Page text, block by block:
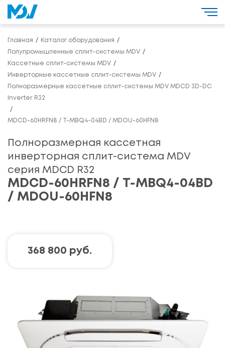
Главная Каталог оборудования
Полупромышленные сплит-системы MDV
Кассетные сплит-системы MDV
Инверторные кассетные сплит-системы MDV
Полноразмерные кассетные сплит-системы MDV MDCD 3D-DC
Inverter R32
MDCD-60HRFN8 / T-MBQ4-04BD / MDOU-60HFN8
Полноразмерная кассетная
инверторная сплит-система MDV
серия MDCD R32
MDCD-60HRFN8 / T-MBQ4-04BD
/ MDOU-60HFN8
368 800 руб.